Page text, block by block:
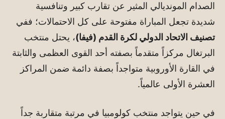
الصدام المونديالي المثير عن تقارب كبير وتنافسية
شديدة تجعل المباراة مفتوحة على كل الاحتمالات؛ ففي
تصنيف الاتحاد الدولي لكرة القدم (فيفا)، يحتل منتخب
البرتغال مركزاً متقدماً بصفته أحد القوى العظمى والثابتة
في القارة الأوروبية متواجداً بصفة دائمة ضمن المراكز
العشرة الأولى عالمياً.
في حين يتواجد منتخب كولومبيا في مرتبة متقاربة جداً